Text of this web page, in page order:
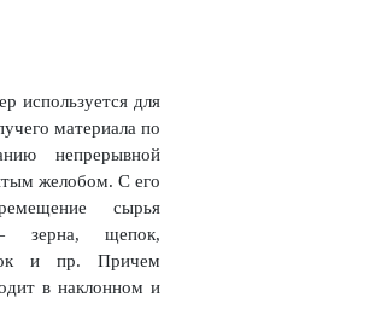
используется для
материала по
непрерывной
желобом. С его
сырья
зерна, щепок,
и пр. Причем
в наклонном и